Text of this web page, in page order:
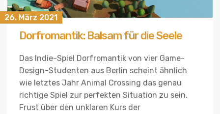
26. März 2021
Dorfromantik: Balsam für die Seele
Das Indie-Spiel Dorfromantik von vier Game-
Design-Studenten aus Berlin scheint ähnlich
wie letztes Jahr Animal Crossing das genau
richtige Spiel zur perfekten Situation zu sein.
Frust über den unklaren Kurs der